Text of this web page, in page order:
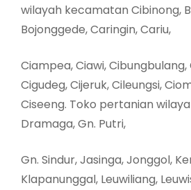
wilayah kecamatan Cibinong,
Bojonggede, Caringin, Cariu,
Ciampea, Ciawi,
Cigudeg, Cijeruk, Cileungsi,
Ciseeng. Toko pertanian
Dramaga, Gn. Putri,
Gn. Sindur, Jasinga, Jonggol,
Klapanunggal, Leuwiliang,